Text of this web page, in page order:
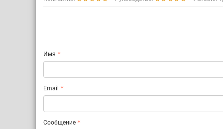
Имя
Email
Сообщение